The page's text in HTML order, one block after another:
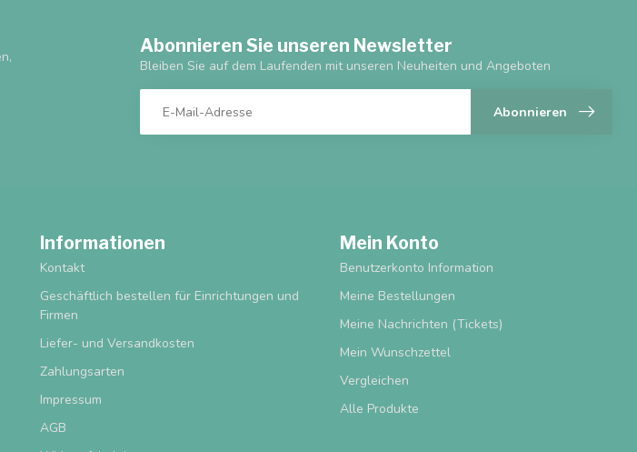
Abonnieren Sie unseren Newsletter
Bleiben Sie auf dem Laufenden mit unseren Neuheiten und Angeboten
Abonnieren
Informationen
Kontakt
Geschäftlich bestellen für Einrichtungen und
Firmen
Liefer- und Versandkosten
Zahlungsarten
Impressum
AGB
Mein Konto
Benutzerkonto Information
Meine Bestellungen
Meine Nachrichten (Tickets)
Mein Wunschzettel
Vergleichen
Alle Produkte